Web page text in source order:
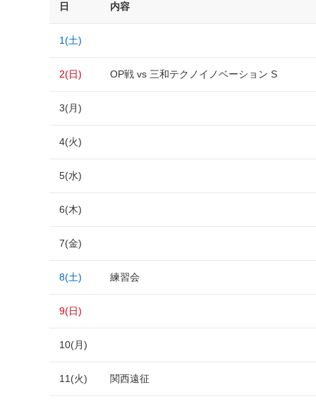
日 内容
1(土)
2(日) OP戦 vs 三和テクノイノベーション S
3(月)
4(火)
5(水)
6(木)
7(金)
8(土) 練習会
9(日)
10(月)
11(火) 関西遠征